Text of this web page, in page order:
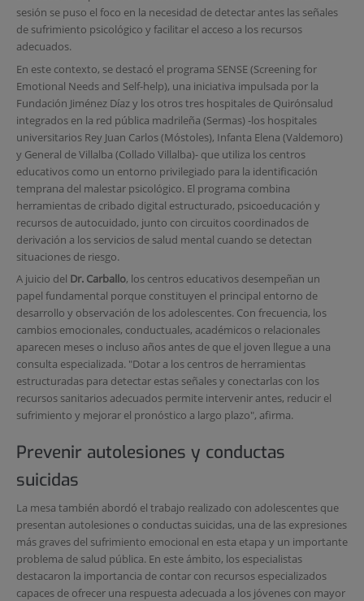
sesión se puso el foco en la necesidad de detectar antes las señales
de sufrimiento psicológico y facilitar el acceso a los recursos
adecuados.
En este contexto, se destacó el programa SENSE (Screening for
Emotional Needs and Self-help), una iniciativa impulsada por la
Fundación Jiménez Díaz y los otros tres hospitales de Quirónsalud
integrados en la red pública madrileña (Sermas) -los hospitales
universitarios Rey Juan Carlos (Móstoles), Infanta Elena (Valdemoro)
y General de Villalba (Collado Villalba)- que utiliza los centros
educativos como un entorno privilegiado para la identificación
temprana del malestar psicológico. El programa combina
herramientas de cribado digital estructurado, psicoeducación y
recursos de autocuidado, junto con circuitos coordinados de
derivación a los servicios de salud mental cuando se detectan
situaciones de riesgo.
A juicio del Dr. Carballo, los centros educativos desempeñan un
papel fundamental porque constituyen el principal entorno de
desarrollo y observación de los adolescentes. Con frecuencia, los
cambios emocionales, conductuales, académicos o relacionales
aparecen meses o incluso años antes de que el joven llegue a una
consulta especializada. "Dotar a los centros de herramientas
estructuradas para detectar estas señales y conectarlas con los
recursos sanitarios adecuados permite intervenir antes, reducir el
sufrimiento y mejorar el pronóstico a largo plazo", afirma.
Prevenir autolesiones y conductas
suicidas
La mesa también abordó el trabajo realizado con adolescentes que
presentan autolesiones o conductas suicidas, una de las expresiones
más graves del sufrimiento emocional en esta etapa y un importante
problema de salud pública. En este ámbito, los especialistas
destacaron la importancia de contar con recursos especializados
capaces de ofrecer una respuesta adecuada a los jóvenes con mayor